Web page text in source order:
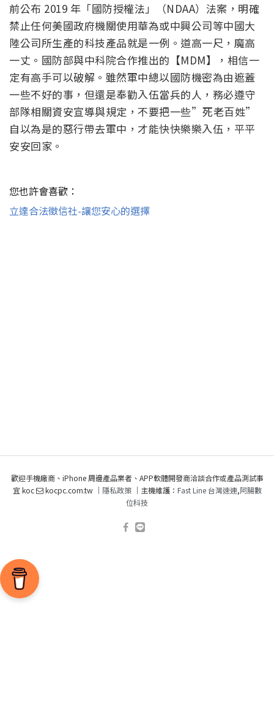
前公布 2019 年「國防授權法」（NDAA）法案，明確
禁止任何美國政府機關使用華為或中興公司等中國大
陸公司所生產的科技產品就是一例。道高一尺，魔高
一丈。國防部與中科院合作推出的【MDM】，相信一
定有高手可以破解。雖然軍中總以國防機密為由遮蓋
一些不好的事，但還是奉勸入伍當兵的人，務必遵守
部隊相關資安宣導與規定，不要把一些”死老百姓”
自以為是的惡行帶去軍中，才能快快樂樂入伍，平平
安安回家。
您也許會喜歡：
立達合法徵信社-讓您安心的選擇
歡迎手機廠商、iPhone 周邊產品業者、APP軟體開發商洽談合作或產品測試事
宜 koc
kocpc.com.tw ｜ 隱私政策｜主機維護： Fast Line 台灣速連,阿腸數
位科技